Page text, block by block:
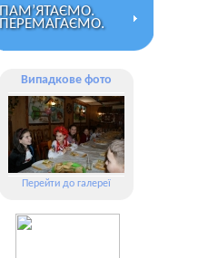
ПАМ’ЯТАЄМО.
ПЕРЕМАГАЄМО.
Випадкове фото
Перейти до галереї